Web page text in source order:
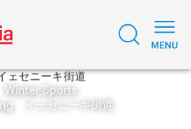
Winter Sports
イェセニーキ街道